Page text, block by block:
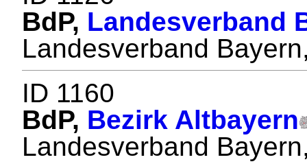
BdP, Landesverband
Landesverband
ID 1160
BdP, Bezirk Altbayern
Landesverband